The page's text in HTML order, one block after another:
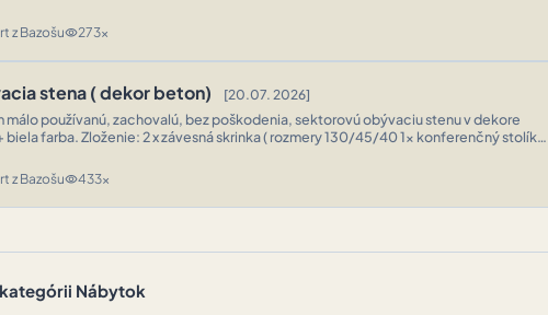
z Bazošuvisibility273x
stena ( dekor beton) [20.07. 2026]
málo používanú, zachovalú, bez poškodenia, sektorovú obývaciu stenu v dekore
biela farba. Zloženie: 2 x závesná skrinka ( rozmery 130/45/40 1x konferenčný stolík
z Bazošuvisibility433x
Nábytok